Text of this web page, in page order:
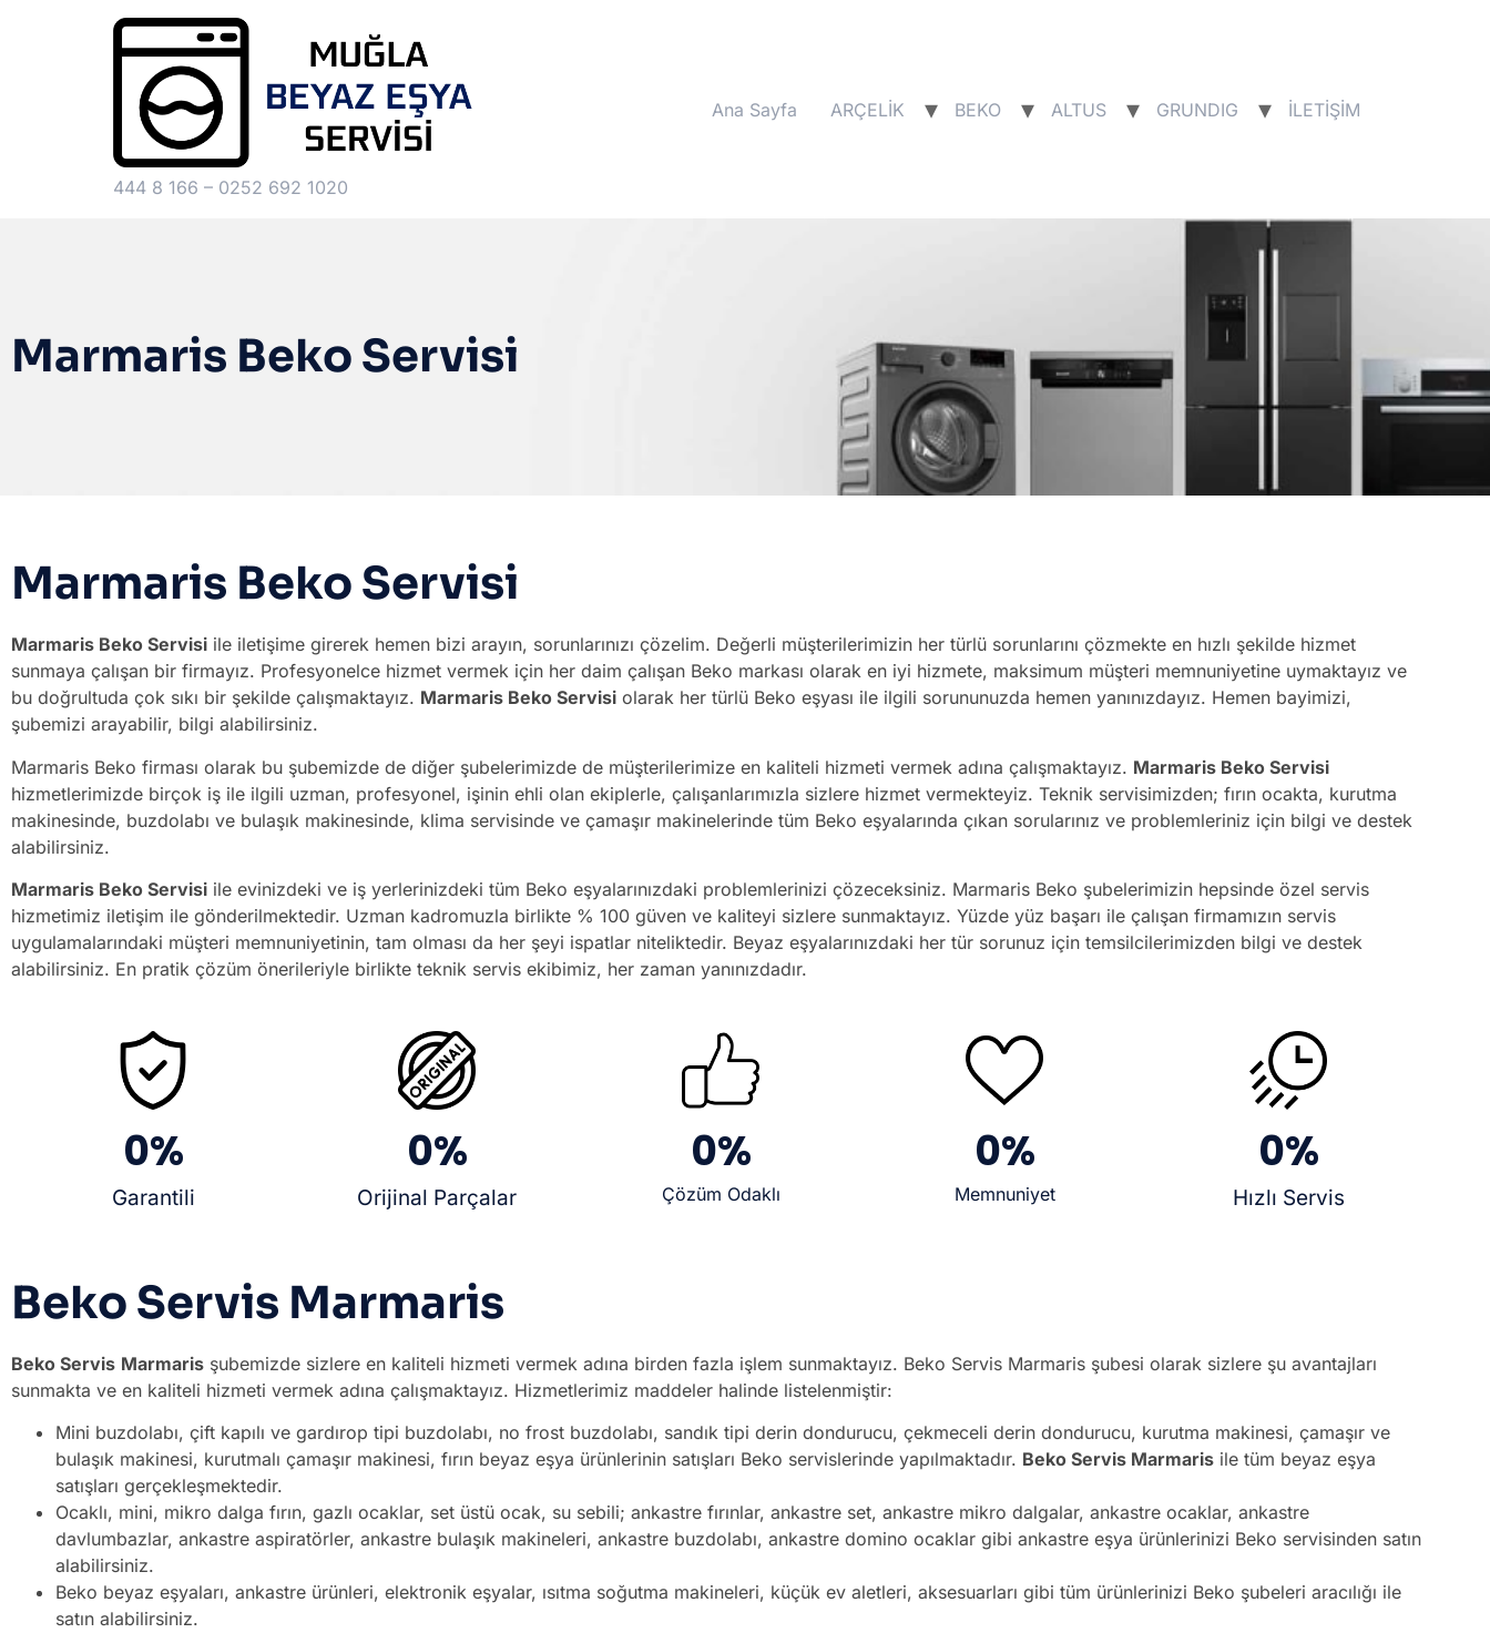
444 8 166 – 0252 692 1020
Ana Sayfa ARÇELİK BEKO ALTUS GRUNDIG İLETİŞİM
Marmaris Beko Servisi
Marmaris Beko Servisi
Marmaris Beko Servisi ile iletişime girerek hemen bizi arayın, sorunlarınızı çözelim. Değerli müşterilerimizin her türlü sorunlarını çözmekte en hızlı şekilde hizmet
sunmaya çalışan bir firmayız. Profesyonelce hizmet vermek için her daim çalışan Beko markası olarak en iyi hizmete, maksimum müşteri memnuniyetine uymaktayız ve
bu doğrultuda çok sıkı bir şekilde çalışmaktayız. Marmaris Beko Servisi olarak her türlü Beko eşyası ile ilgili sorununuzda hemen yanınızdayız. Hemen bayimizi,
şubemizi arayabilir, bilgi alabilirsiniz.
Marmaris Beko firması olarak bu şubemizde de diğer şubelerimizde de müşterilerimize en kaliteli hizmeti vermek adına çalışmaktayız. Marmaris Beko Servisi
hizmetlerimizde birçok iş ile ilgili uzman, profesyonel, işinin ehli olan ekiplerle, çalışanlarımızla sizlere hizmet vermekteyiz. Teknik servisimizden; fırın ocakta, kurutma
makinesinde, buzdolabı ve bulaşık makinesinde, klima servisinde ve çamaşır makinelerinde tüm Beko eşyalarında çıkan sorularınız ve problemleriniz için bilgi ve destek
alabilirsiniz.
Marmaris Beko Servisi ile evinizdeki ve iş yerlerinizdeki tüm Beko eşyalarınızdaki problemlerinizi çözeceksiniz. Marmaris Beko şubelerimizin hepsinde özel servis
hizmetimiz iletişim ile gönderilmektedir. Uzman kadromuzla birlikte % 100 güven ve kaliteyi sizlere sunmaktayız. Yüzde yüz başarı ile çalışan firmamızın servis
uygulamalarındaki müşteri memnuniyetinin, tam olması da her şeyi ispatlar niteliktedir. Beyaz eşyalarınızdaki her tür sorunuz için temsilcilerimizden bilgi ve destek
alabilirsiniz. En pratik çözüm önerileriyle birlikte teknik servis ekibimiz, her zaman yanınızdadır.
Garantili
0%
Orijinal Parçalar
0%
Çözüm Odaklı
0%
Memnuniyet
0%
Hızlı Servis
0%
Beko Servis Marmaris
Beko Servis Marmaris şubemizde sizlere en kaliteli hizmeti vermek adına birden fazla işlem sunmaktayız. Beko Servis Marmaris şubesi olarak sizlere şu avantajları
sunmakta ve en kaliteli hizmeti vermek adına çalışmaktayız. Hizmetlerimiz maddeler halinde listelenmiştir:
Mini buzdolabı, çift kapılı ve gardırop tipi buzdolabı, no frost buzdolabı, sandık tipi derin dondurucu, çekmeceli derin dondurucu, kurutma makinesi, çamaşır ve
bulaşık makinesi, kurutmalı çamaşır makinesi, fırın beyaz eşya ürünlerinin satışları Beko servislerinde yapılmaktadır. Beko Servis Marmaris ile tüm beyaz eşya
satışları gerçekleşmektedir.
Ocaklı, mini, mikro dalga fırın, gazlı ocaklar, set üstü ocak, su sebili; ankastre fırınlar, ankastre set, ankastre mikro dalgalar, ankastre ocaklar, ankastre
davlumbazlar, ankastre aspiratörler, ankastre bulaşık makineleri, ankastre buzdolabı, ankastre domino ocaklar gibi ankastre eşya ürünlerinizi Beko servisinden satın
alabilirsiniz.
Beko beyaz eşyaları, ankastre ürünleri, elektronik eşyalar, ısıtma soğutma makineleri, küçük ev aletleri, aksesuarları gibi tüm ürünlerinizi Beko şubeleri aracılığı ile
satın alabilirsiniz.